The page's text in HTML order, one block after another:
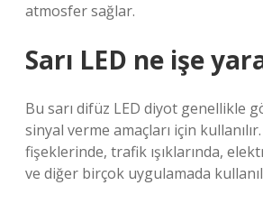
atmosfer sağlar.
Sarı LED ne işe
Bu sarı difüz LED diyot genellikle
sinyal verme amaçları için
fişeklerinde, trafik ışıklarında,
ve diğer birçok uygulamada